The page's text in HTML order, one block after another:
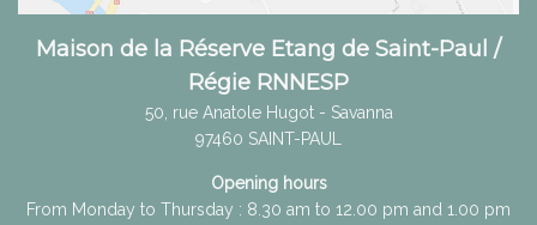
Maison de la Réserve Etang de Saint-Paul /
Régie RNNESP
50, rue Anatole Hugot - Savanna
97460 SAINT-PAUL
Opening hours
From Monday to Thursday : 8.30 am to 12.00 pm and 1.00 pm